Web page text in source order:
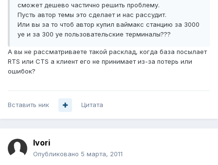
сможет дешево частично решить проблему.
Пусть автор темы это сделает и нас рассудит.
Или вы за то чтоб автор купил ваймакс станцию за 3000
уе и за 300 уе пользовательские терминалы???
А вы не рассматриваете такой расклад, когда база посылает
RTS или CTS а клиент его не принимает из-за потерь или
ошибок?
Вставить ник Цитата
Ivori
Опубликовано 5 марта, 2011